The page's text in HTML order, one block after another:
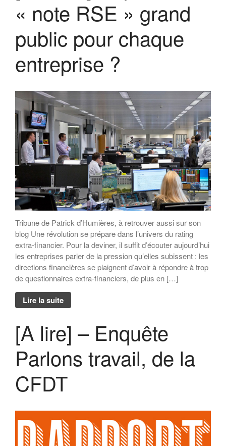
« note RSE » grand
public pour chaque
entreprise ?
Tribune de Patrick d’Humières, à retrouver aussi sur son
blog Une révolution se prépare dans l’univers du rating
extra-financier. Pour la deviner, il suffit d’écouter aujourd’hui
les entreprises parler de la pression qu’elles subissent : les
directions financières se plaignent d’avoir à répondre à trop
de questionnaires extra-financiers, de plus en […]
Lire la suite
[A lire] – Enquête
Parlons travail, de la
CFDT